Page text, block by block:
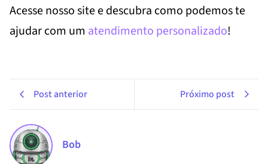
Acesse nosso site e descubra como podemos te
ajudar com um atendimento personalizado!
Post anterior Próximo post
Bob